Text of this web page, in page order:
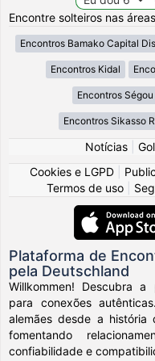
Encontre solteiros nas
Encontros Bamako Capital
Encontros Kidal
Encontros
Encontros Sikasso
Notícias
Cookies e LGPD
Termos de uso
Plataforma de
pela Deutschland
Willkommen! Descubra a
para conexões
alemães desde a história
fomentando
confiabilidade e